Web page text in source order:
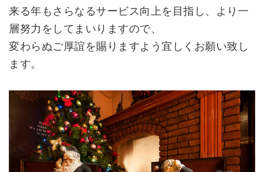
来る年もさらなるサービス向上を目指し、より一
層努力をしてまいりますので、
変わらぬご厚誼を賜りますよう宜しくお願い致し
ます。